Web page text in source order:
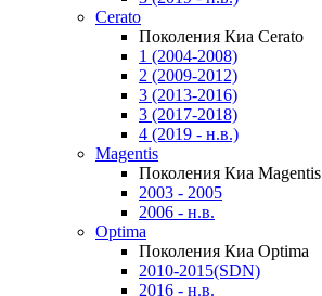
Cerato
Поколения Киа Cerato
1 (2004-2008)
2 (2009-2012)
3 (2013-2016)
3 (2017-2018)
4 (2019 - н.в.)
Magentis
Поколения Киа Magentis
2003 - 2005
2006 - н.в.
Optima
Поколения Киа Optima
2010-2015(SDN)
2016 - н.в.